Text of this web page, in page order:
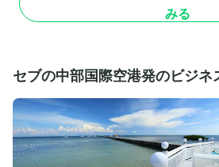
みる
セブの中部国際空港発のビジネ